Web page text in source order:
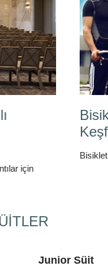
Junior Süit